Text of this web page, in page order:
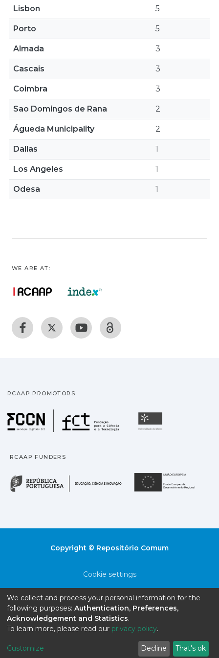
Lisbon 5
Porto 5
Almada 3
Cascais 3
Coimbra 3
Sao Domingos de Rana 2
Águeda Municipality 2
Dallas 1
Los Angeles 1
Odesa 1
WE ARE AT:
RCAAP PROMOTORS
Fundação para a
RCAAP FUNDERS
República Portuguesa
Copyright © Repositório Comum
Cookie settings
End User Agreement
Send Feedback
We collect and process your personal information for the
following purposes: Authentication, Preferences,
Acknowledgement and Statistics.
To learn more, please read our privacy policy.
Customize Decline That's ok